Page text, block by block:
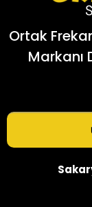
Ortak
Markanı